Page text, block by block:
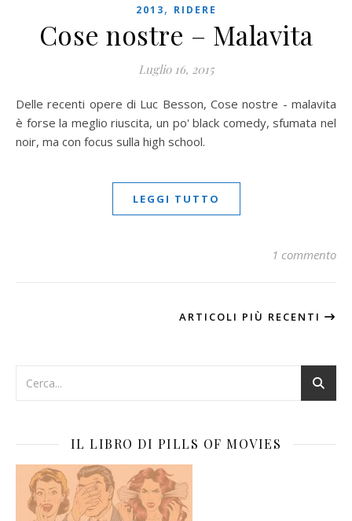
2013, RIDERE
Cose nostre – Malavita
Luglio 16, 2015
Delle recenti opere di Luc Besson, Cose nostre - malavita
è forse la meglio riuscita, un po' black comedy, sfumata nel
noir, ma con focus sulla high school.
LEGGI TUTTO
1 commento
ARTICOLI PIÙ RECENTI
IL LIBRO DI PILLS OF MOVIES